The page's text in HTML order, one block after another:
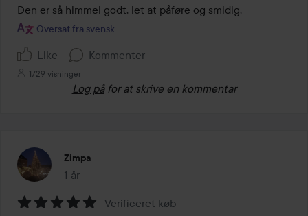
ud
af
Den er så himmel godt, let at påføre og smidig,
Oversat fra svensk
Like Kommenter
1729 visninger
Log på for at skrive en kommentar
Zimpa
1 år
Posten blev oprettet 1 år
Verificeret køb